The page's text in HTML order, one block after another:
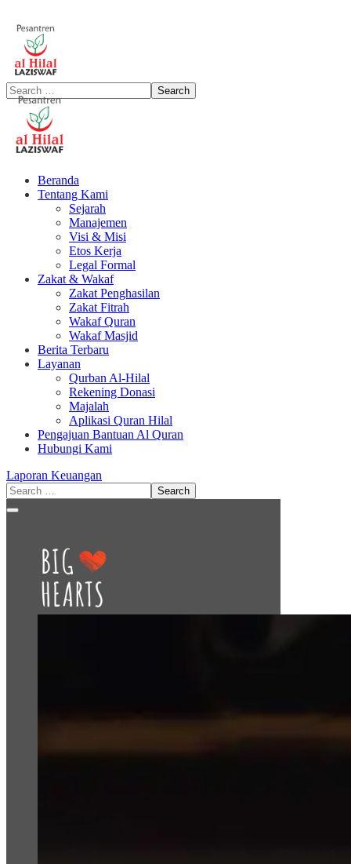
Beranda
Tentang Kami
Sejarah
Manajemen
Visi & Misi
Etos Kerja
Legal Formal
Zakat & Wakaf
Zakat Penghasilan
Zakat Fitrah
Wakaf Quran
Wakaf Masjid
Berita Terbaru
Layanan
Qurban Al-Hilal
Rekening Donasi
Majalah
Aplikasi Quran Hilal
Pengajuan Bantuan Al Quran
Hubungi Kami
Laporan Keuangan